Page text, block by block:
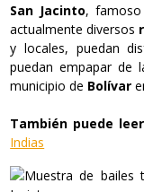
San Jacinto,
actualmente diversos
y locales, puedan
puedan empapar de
municipio de Bolívar
También puede
Indias